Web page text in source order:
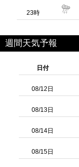
23時
週間天気予報
日付
08/12日
08/13日
08/14日
08/15日